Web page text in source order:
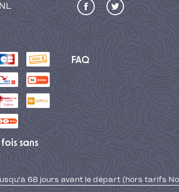
NL
FAQ
sans
68 jours avant le départ (hors tarifs No